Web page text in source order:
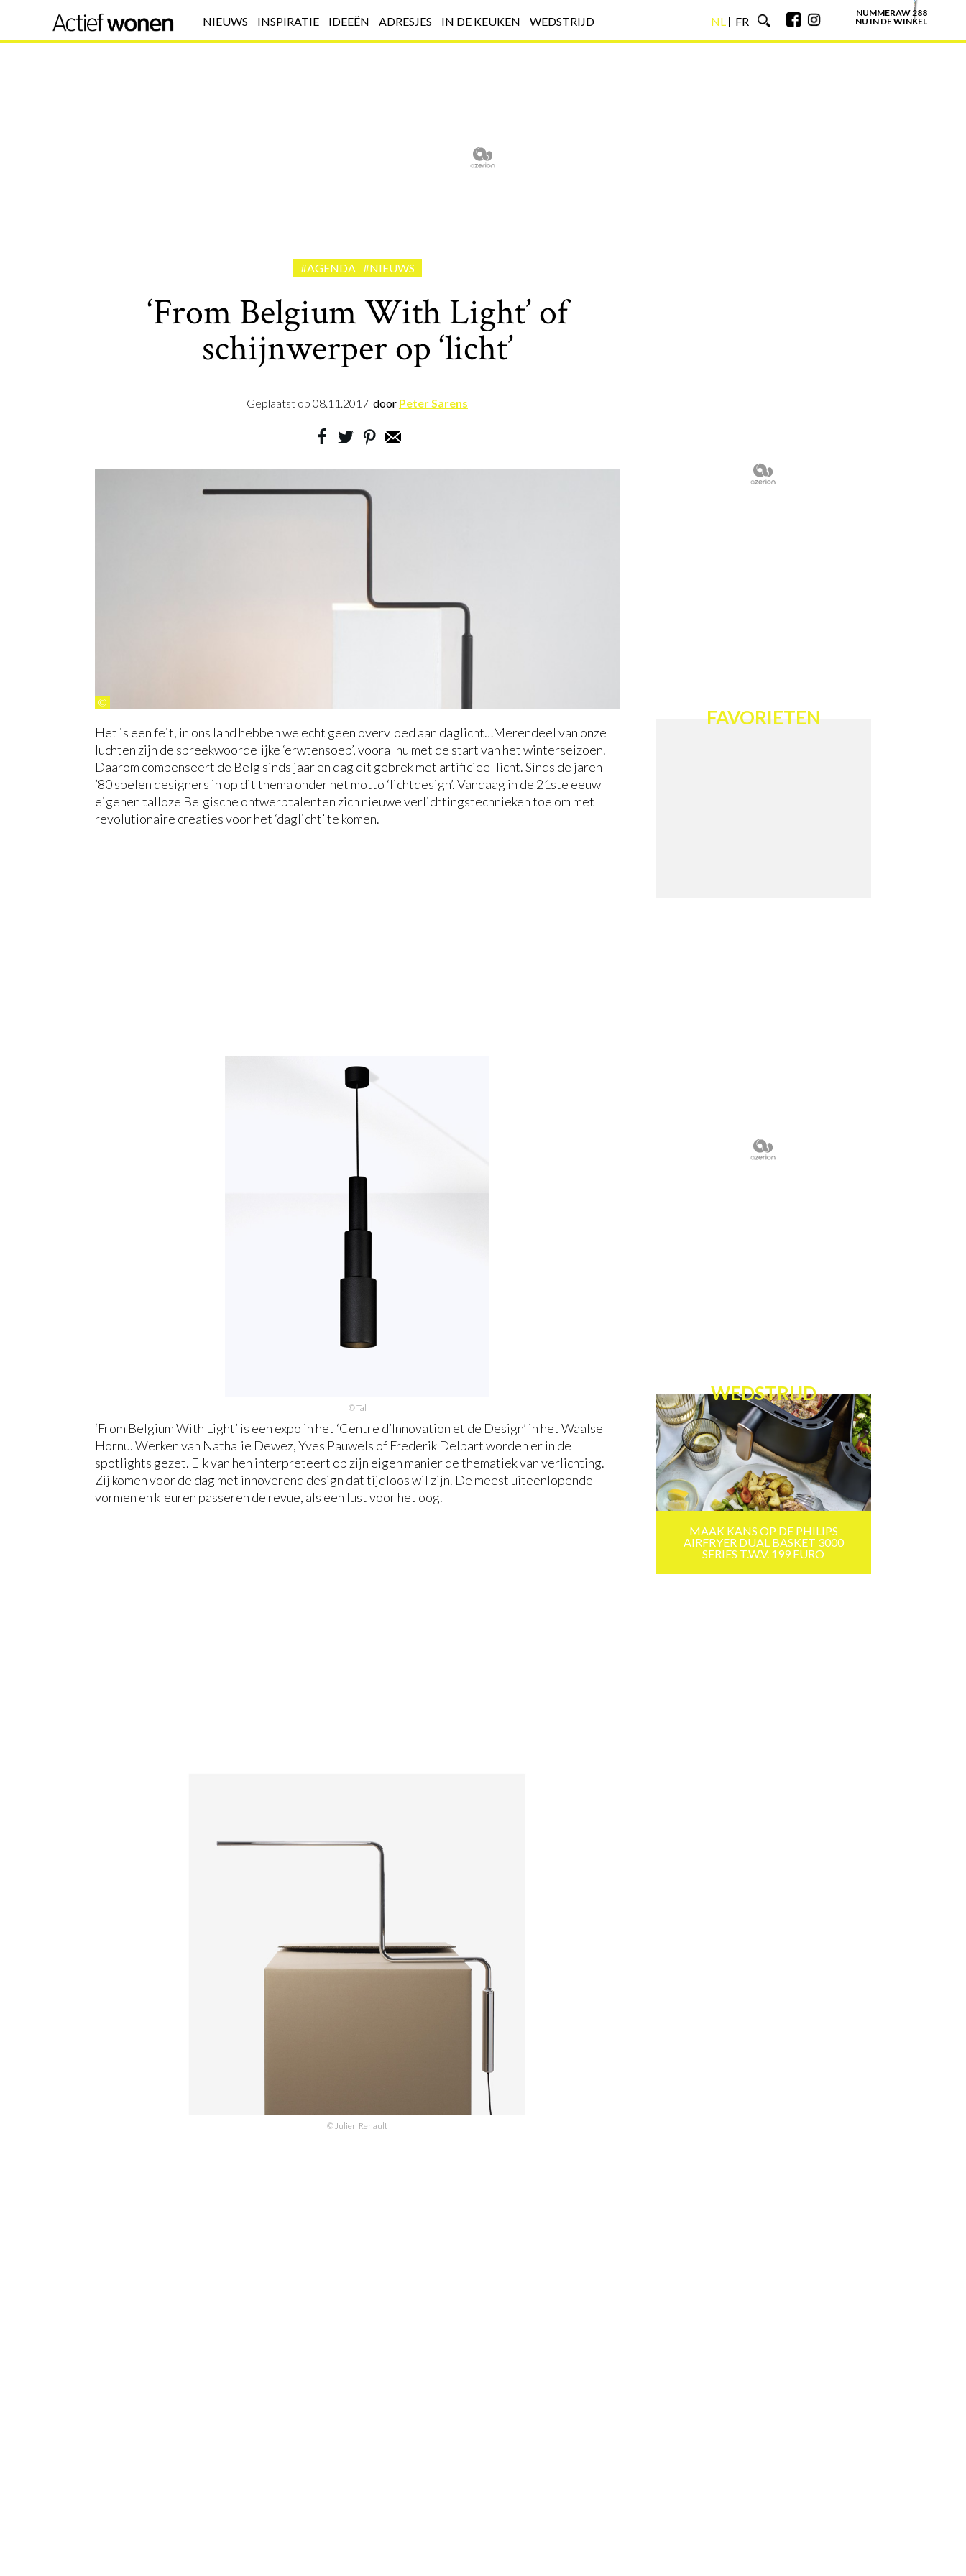
NIEUWS INSPIRATIE IDEEËN ADRESJES IN DE KEUKEN WEDSTRIJD
NL
FR
NUMMERAW 288
NU IN DE WINKEL
#AGENDA #NIEUWS
‘From Belgium With Light’ of
schijnwerper op ‘licht’
Geplaatst op 08.11.2017 door Peter Sarens
©
Het is een feit, in ons land hebben we echt geen overvloed aan daglicht…Merendeel van onze
luchten zijn de spreekwoordelijke ‘erwtensoep’, vooral nu met de start van het winterseizoen.
Daarom compenseert de Belg sinds jaar en dag dit gebrek met artificieel licht. Sinds de jaren
’80 spelen designers in op dit thema onder het motto ‘lichtdesign’. Vandaag in de 21ste eeuw
eigenen talloze Belgische ontwerptalenten zich nieuwe verlichtingstechnieken toe om met
revolutionaire creaties voor het ‘daglicht’ te komen.
© Tal
‘From Belgium With Light’ is een expo in het ‘Centre d’Innovation et de Design’ in het Waalse
Hornu. Werken van Nathalie Dewez, Yves Pauwels of Frederik Delbart worden er in de
spotlights gezet. Elk van hen interpreteert op zijn eigen manier de thematiek van verlichting.
Zij komen voor de dag met innoverend design dat tijdloos wil zijn. De meest uiteenlopende
vormen en kleuren passeren de revue, als een lust voor het oog.
© Julien Renault
FAVORIETEN
WEDSTRIJD
MAAK KANS OP DE PHILIPS
AIRFRYER DUAL BASKET 3000
SERIES T.W.V. 199 EURO